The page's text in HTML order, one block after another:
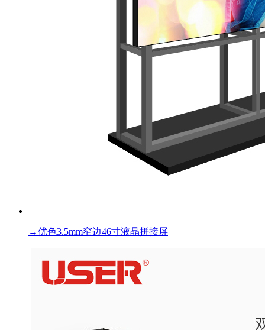
→优色3.5mm窄边46寸液晶拼接屏